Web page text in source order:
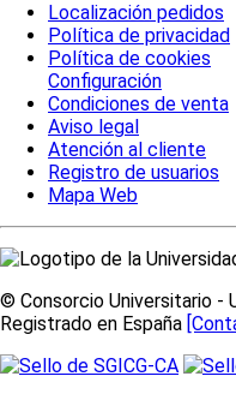
Localización pedidos
Política de privacidad
Política de cookies
Configuración
Condiciones de venta
Aviso legal
Atención al cliente
Registro de usuarios
Mapa Web
© Consorcio Universitario -
Registrado en España